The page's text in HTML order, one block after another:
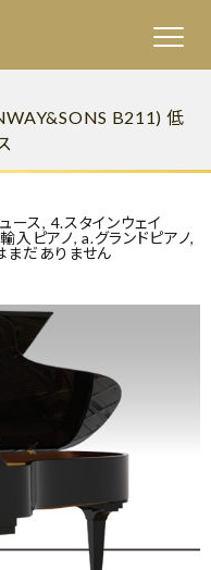
B211) 低
ース, 4.スタインウェイ
入ピアノ,a.グランドピアノ,
まだありません